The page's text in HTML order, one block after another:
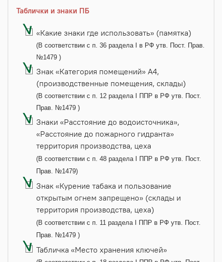
Таблички и знаки ПБ
«Какие знаки где использовать» (памятка)
(В соответствии с п. 36 раздела I в РФ утв. Пост. Прав.
№1479 )
Знак «Категория помещений» А4,
(производственные помещения, склады)
(В соответствии с п. 12 раздела I ППР в РФ утв. Пост.
Прав. №1479 )
Знаки «Расстояние до водоисточника»,
«Расстояние до пожарного гидранта»
территория производства, цеха
(В соответствии с п. 48 раздела I ППР в РФ утв. Пост.
Прав. №1479)
Знак «Курение табака и пользование
открытым огнем запрещено» (склады и
территория производства, цеха)
(В соответствии с п. 11 раздела I ППР в РФ утв. Пост.
Прав. №1479 )
Табличка «Место хранения ключей»